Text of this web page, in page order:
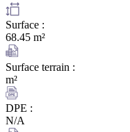
Surface :
68.45 m²
Surface terrain :
m²
DPE :
N/A